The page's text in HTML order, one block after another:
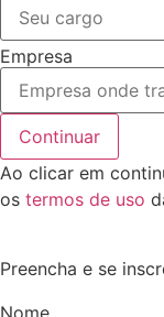
Empresa
Continuar
Ao clicar em
os termos de uso
Preencha e se
Nome